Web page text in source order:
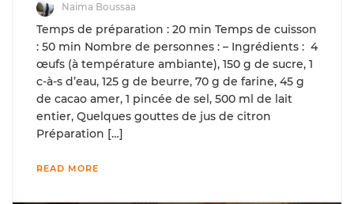
Naima Boussaa
Temps de préparation : 20 min Temps de cuisson
: 50 min Nombre de personnes : – Ingrédients : 4
œufs (à température ambiante), 150 g de sucre, 1
c-à-s d’eau, 125 g de beurre, 70 g de farine, 45 g
de cacao amer, 1 pincée de sel, 500 ml de lait
entier, Quelques gouttes de jus de citron
Préparation […]
READ MORE